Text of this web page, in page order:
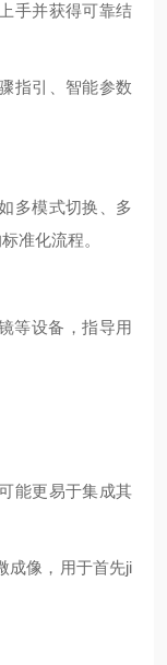
手并获得可靠结
指引、智能参数
多模式切换、多
准化流程。
等设备，指导用
能更易于集成其
成像，用于首先ji